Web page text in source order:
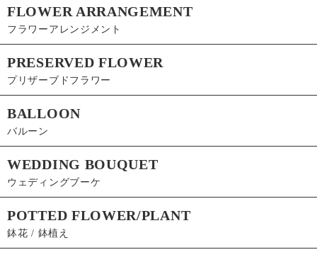
FLOWER ARRANGEMENT
フラワーアレンジメント
PRESERVED FLOWER
プリザーブドフラワー
BALLOON
バルーン
WEDDING BOUQUET
ウェディングブーケ
POTTED FLOWER/PLANT
鉢花 / 鉢植え